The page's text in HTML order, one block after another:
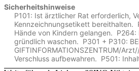
Sicherheitshinweise
P101: Ist ärztlicher Rat erforderlich,
Kennzeichnungsetikett bereithalten.
Hände von Kindern gelangen. P264:
gründlich waschen. P301 + P310:
GIFTINFORMATIONSZENTRUM/
Verschluss aufbewahren. P501: